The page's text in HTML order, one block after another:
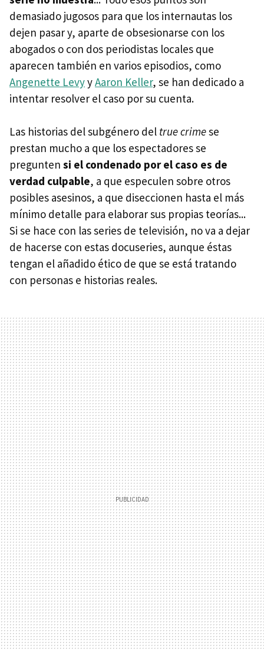
demasiado jugosos para que los internautas los
dejen pasar y, aparte de obsesionarse con los
abogados o con dos periodistas locales que
aparecen también en varios episodios, como
Angenette LevyyAaron Keller, se han dedicado a
intentar resolver el caso por su cuenta.
Las historias del subgénero del true crimese
prestan mucho a que los espectadores se
pregunten si el condenado por el caso es de
verdad culpable, a que especulen sobre otros
posibles asesinos, a que diseccionen hasta el más
mínimo detalle para elaborar sus propias teorías...
Si se hace con las series de televisión, no va a dejar
de hacerse con estas docuseries, aunque éstas
tengan el añadido ético de que se está tratando
con personas e historias reales.